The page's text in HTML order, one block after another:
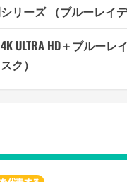
リーズ （ブルーレイデ
ULTRA HD＋ブルーレ
ク）